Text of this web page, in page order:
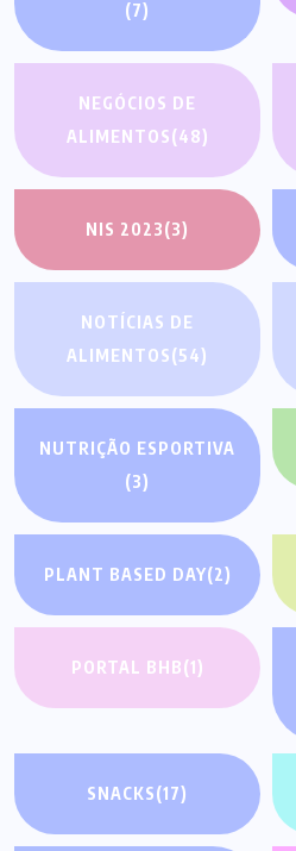
(7)
NEGÓCIOS DE
ALIMENTOS(48)
NIS 2023(3)
NOTÍCIAS DE
ALIMENTOS(54)
NUTRIÇÃO ESPORTIVA
(3)
PLANT BASED DAY(2)
PORTAL BHB(1)
SNACKS(17)